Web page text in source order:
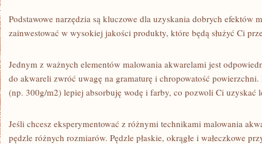
Podstawowe narzędzia‌ są kluczowe dla ‌uzyskania dobrych efektów
zainwestować w wysokiej jakości produkty, które będą służyć Ci
Jednym z ważnych elementów⁢ malowania akwarelami jest
do akwareli zwróć uwagę‍ na gramaturę i chropowatość
(np. ⁤300g/m2) lepiej⁤ absorbuję wodę i farby, co pozwoli Ci uzyskać
Jeśli chcesz eksperymentować z różnymi technikami ⁤malowania
pędzle różnych rozmiarów. Pędzle płaskie, okrągłe i wałeczkowe